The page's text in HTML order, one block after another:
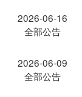
2026-06-16
全部公告
2026-06-09
全部公告